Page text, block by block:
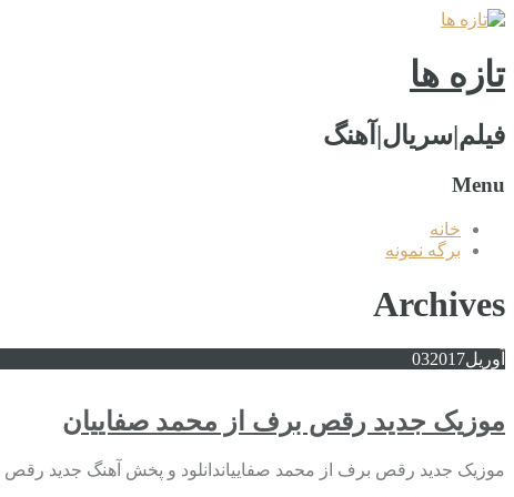
تازه ها
فیلم|سریال|آهنگ
Menu
خانه
برگه نمونه
Archives
آوریل 032017
موزیک جدید رقص برف از محمد صفاییان
موزیک جدید رقص برف از محمد صفاییاندانلود و پخش آهنگ جدید